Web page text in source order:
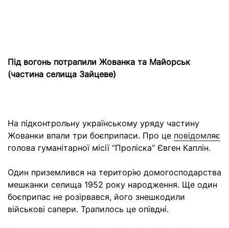
Під вогонь потрапили Жованка та Майорськ
(частина селища Зайцеве)
На підконтрольну українському уряду частину
Жованки впали три боєприпаси. Про це повідомляє
голова гуманітарної місії “Проліска” Євген Каплін.
Один приземлився на територію домогосподарства
мешканки селища 1952 року народження. Ще один
боєприпас не розірвався, його знешкодили
військові сапери. Трапилось це опівдні.